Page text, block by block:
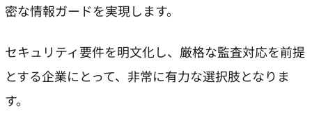
密な情報ガードを実現します。
セキュリティ要件を明文化し、厳格な監査対応を前提
とする企業にとって、非常に有力な選択肢となりま
す。